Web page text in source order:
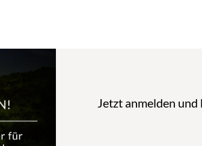
Jetzt anmelden